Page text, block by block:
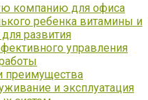
компанию для офиса
ребенка витамины и
развития
управления
преимущества
и эксплуатация